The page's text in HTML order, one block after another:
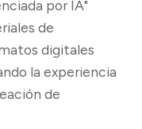
por IA"
de
digitales
la experiencia
de